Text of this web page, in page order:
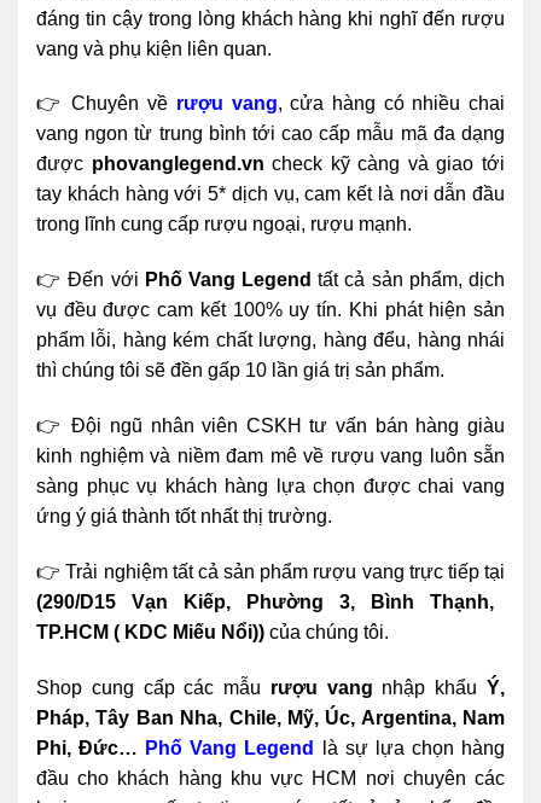
đáng tin cậy trong lòng khách hàng khi nghĩ đến rượu
vang và phụ kiện liên quan.
👉 Chuyên về rượu vang, cửa hàng có nhiều chai
vang ngon từ trung bình tới cao cấp mẫu mã đa dạng
được phovanglegend.vncheck kỹ càng và giao tới
tay khách hàng với 5* dịch vụ, cam kết là nơi dẫn đầu
trong lĩnh cung cấp rượu ngoại, rượu mạnh.
👉 Đến với Phố Vang Legend tất cả sản phẩm, dịch
vụ đều được cam kết 100% uy tín. Khi phát hiện sản
phẩm lỗi, hàng kém chất lượng, hàng đểu, hàng nhái
thì chúng tôi sẽ đền gấp 10 lần giá trị sản phẩm.
👉 Đội ngũ nhân viên CSKH tư vấn bán hàng giàu
kinh nghiệm và niềm đam mê về rượu vang luôn sẵn
sàng phục vụ khách hàng lựa chọn được chai vang
ứng ý giá thành tốt nhất thị trường.
👉 Trải nghiệm tất cả sản phẩm rượu vang trực tiếp tại
(290/D15 Vạn Kiếp, Phường 3, Bình Thạnh,
TP.HCM ( KDC Miếu Nổi)) của chúng tôi.
Shop cung cấp các mẫu rượu vang nhập khẩuÝ,
Pháp, Tây Ban Nha, Chile, Mỹ, Úc, Argentina, Nam
Phi, Đức… Phố Vang Legend
là sự lựa chọn hàng
đầu cho khách hàng khu vực HCM nơi chuyên các